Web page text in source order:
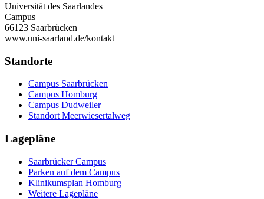
Universität des Saarlandes
Campus
66123 Saarbrücken
www.uni-saarland.de/kontakt
Standorte
Campus Saarbrücken
Campus Homburg
Campus Dudweiler
Standort Meerwiesertalweg
Lagepläne
Saarbrücker Campus
Parken auf dem Campus
Klinikumsplan Homburg
Weitere Lagepläne